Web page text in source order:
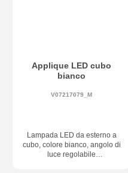
Applique LED cubo
bianco
V07217079_M
Lampada LED da esterno a
cubo, colore bianco, angolo di
luce regolabile